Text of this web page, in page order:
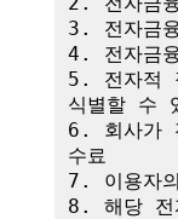
3. 전자금
4. 전자금
5. 전자적
식별할 수
6. 회사가
수료
7. 이용자
8. 해당 전